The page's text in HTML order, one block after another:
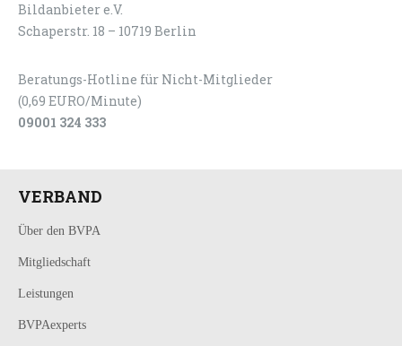
Bildanbieter e.V.
Schaperstr. 18 – 10719 Berlin
Beratungs-Hotline für Nicht-Mitglieder
(0,69 EURO/Minute)
09001 324 333
VERBAND
Über den BVPA
Mitgliedschaft
Leistungen
BVPAexperts